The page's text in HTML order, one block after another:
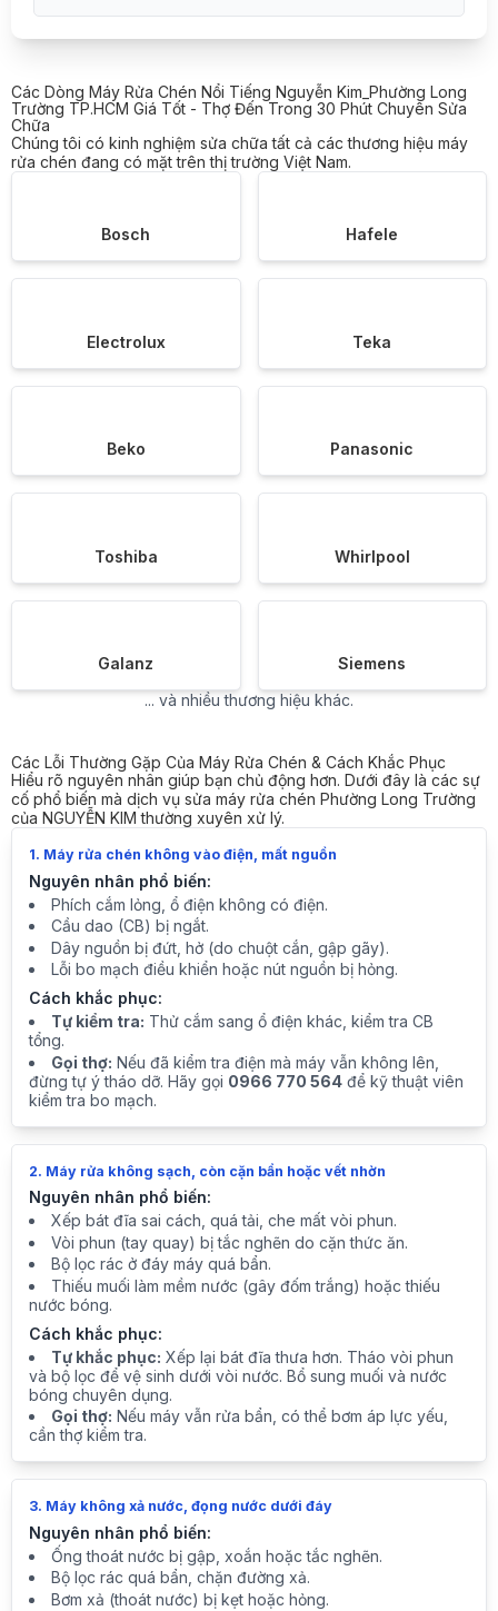
Các Dòng Máy Rửa Chén Nổi Tiếng Nguyễn Kim_Phường Long
Trường TP.HCM Giá Tốt - Thợ Đến Trong 30 Phút Chuyên Sửa
Chữa
Chúng tôi có kinh nghiệm sửa chữa tất cả các thương hiệu máy
rửa chén đang có mặt trên thị trường Việt Nam.
Bosch Hafele
Electrolux Teka
Beko Panasonic
Toshiba Whirlpool
Galanz
Siemens
... và nhiều thương hiệu khác.
Các Lỗi Thường Gặp Của Máy Rửa Chén & Cách Khắc Phục
Hiểu rõ nguyên nhân giúp bạn chủ động hơn. Dưới đây là các sự
cố phổ biến mà dịch vụ sửa máy rửa chén Phường Long Trường
của NGUYỄN KIM thường xuyên xử lý.
1. Máy rửa chén không vào điện, mất nguồn
Nguyên nhân phổ biến:
Phích cắm lỏng, ổ điện không có điện.
Cầu dao (CB) bị ngắt.
Dây nguồn bị đứt, hở (do chuột cắn, gập gãy).
Lỗi bo mạch điều khiển hoặc nút nguồn bị hỏng.
Cách khắc phục:
Tự kiểm tra: Thử cắm sang ổ điện khác, kiểm tra CB
tổng.
Gọi thợ: Nếu đã kiểm tra điện mà máy vẫn không lên,
đừng tự ý tháo dỡ. Hãy gọi 0966 770 564 để kỹ thuật viên
kiểm tra bo mạch.
2. Máy rửa không sạch, còn cặn bẩn hoặc vết nhờn
Nguyên nhân phổ biến:
Xếp bát đĩa sai cách, quá tải, che mất vòi phun.
Vòi phun (tay quay) bị tắc nghẽn do cặn thức ăn.
Bộ lọc rác ở đáy máy quá bẩn.
Thiếu muối làm mềm nước (gây đốm trắng) hoặc thiếu
nước bóng.
Cách khắc phục:
Tự khắc phục: Xếp lại bát đĩa thưa hơn. Tháo vòi phun
và bộ lọc để vệ sinh dưới vòi nước. Bổ sung muối và nước
bóng chuyên dụng.
Gọi thợ: Nếu máy vẫn rửa bẩn, có thể bơm áp lực yếu,
cần thợ kiểm tra.
3. Máy không xả nước, đọng nước dưới đáy
Nguyên nhân phổ biến:
Ống thoát nước bị gập, xoắn hoặc tắc nghẽn.
Bộ lọc rác quá bẩn, chặn đường xả.
Bơm xả (thoát nước) bị kẹt hoặc hỏng.